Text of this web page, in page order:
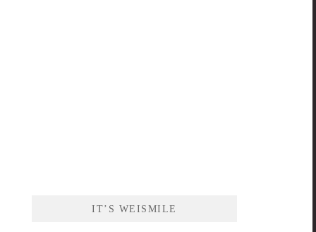
IT’S WEISMILE